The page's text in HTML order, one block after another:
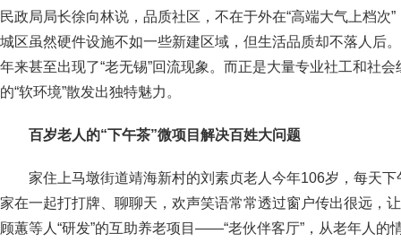
民政局局长徐向林说，品质社区，不在于外在“高端大气上档次
城区虽然硬件设施不如一些新建区域，但生活品质却不落人后
年来甚至出现了“老无锡”回流现象。而正是大量专业社工和社
的“软环境”散发出独特魅力。
百岁老人的“下午茶”微项目解决百姓大问题
家住上马墩街道靖海新村的刘素贞老人今年106岁，每天下
家在一起打打牌、聊聊天，欢声笑语常常透过窗户传出很远，
顾蕙等人“研发”的互助养老项目——“老伙伴客厅”，从老年人的